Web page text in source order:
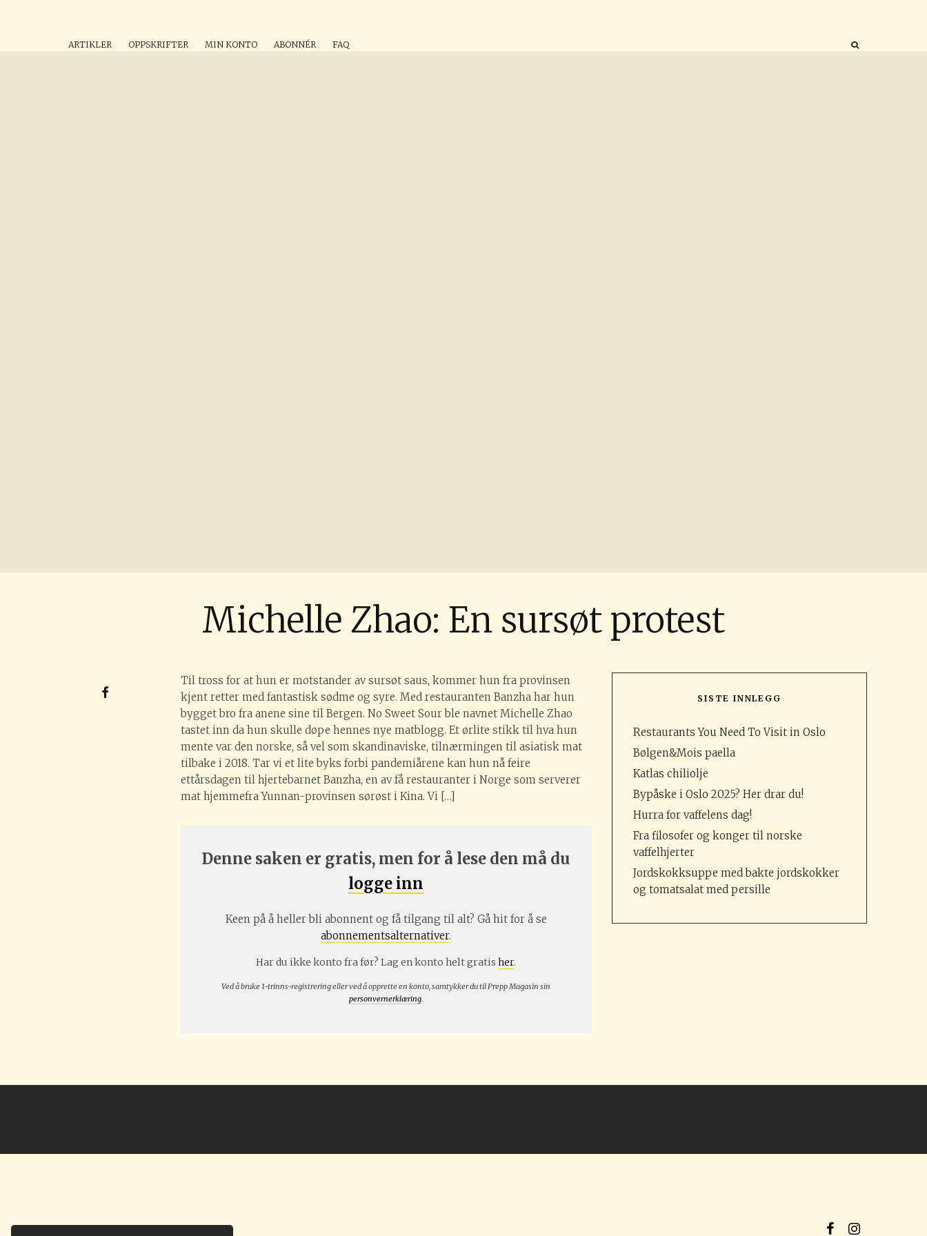
ARTIKLER OPPSKRIFTER MIN KONTO ABONNÉR FAQ
Michelle Zhao: En sursøt protest
Til tross for at hun er motstander av sursøt saus, kommer hun fra provinsen
kjent retter med fantastisk sødme og syre. Med restauranten Banzha har hun
bygget bro fra anene sine til Bergen. No Sweet Sour ble navnet Michelle Zhao
tastet inn da hun skulle døpe hennes nye matblogg. Et ørlite stikk til hva hun
mente var den norske, så vel som skandinaviske, tilnærmingen til asiatisk mat
tilbake i 2018. Tar vi et lite byks forbi pandemiårene kan hun nå feire
ettårsdagen til hjertebarnet Banzha, en av få restauranter i Norge som serverer
mat hjemmefra Yunnan-provinsen sørøst i Kina. Vi […]
Denne saken er gratis, men for å lese den må du
logge inn
Keen på å heller bli abonnent og få tilgang til alt? Gå hit for å se
abonnementsalternativer.
Har du ikke konto fra før? Lag en konto helt gratis her.
Ved å bruke 1-trinns-registrering eller ved å opprette en konto, samtykker du til Prepp Magasin sin
personvernerklæring.
SISTE INNLEGG
Restaurants You Need To Visit in Oslo
Bølgen&Mois paella
Katlas chiliolje
Bypåske i Oslo 2025? Her drar du!
Hurra for vaffelens dag!
Fra filosofer og konger til norske
vaffelhjerter
Jordskokksuppe med bakte jordskokker
og tomatsalat med persille